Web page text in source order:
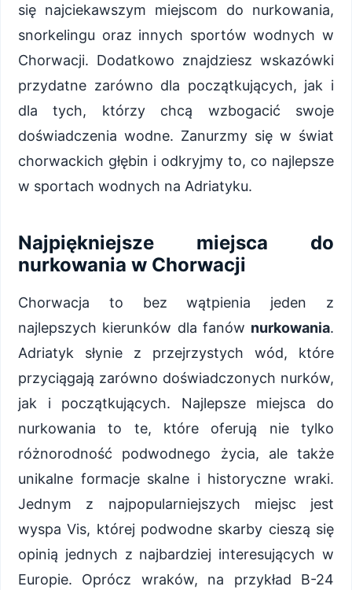
się najciekawszym miejscom do nurkowania,
snorkelingu oraz innych sportów wodnych w
Chorwacji. Dodatkowo znajdziesz wskazówki
przydatne zarówno dla początkujących, jak i
dla tych, którzy chcą wzbogacić swoje
doświadczenia wodne. Zanurzmy się w świat
chorwackich głębin i odkryjmy to, co najlepsze
w sportach wodnych na Adriatyku.
Najpiękniejsze miejsca do
nurkowania w Chorwacji
Chorwacja to bez wątpienia jeden z
najlepszych kierunków dla fanów nurkowania.
Adriatyk słynie z przejrzystych wód, które
przyciągają zarówno doświadczonych nurków,
jak i początkujących. Najlepsze miejsca do
nurkowania to te, które oferują nie tylko
różnorodność podwodnego życia, ale także
unikalne formacje skalne i historyczne wraki.
Jednym z najpopularniejszych miejsc jest
wyspa Vis, której podwodne skarby cieszą się
opinią jednych z najbardziej interesujących w
Europie. Oprócz wraków, na przykład B-24